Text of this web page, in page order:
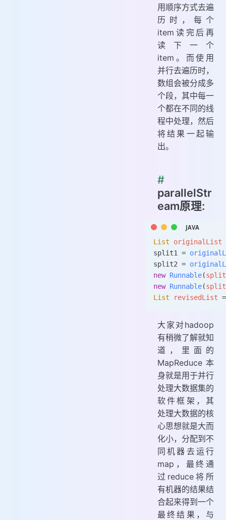
用顺序方式去遍
历时，每个
item读完后再
读下一个
item。而使用
并行去遍历时，
数组会被分成多
个段，其中每一
个都在不同的线
程中处理，然后
将结果一起输
出。
#
parallelStr
eam原理:
List originalList
split1 =
split2 =
new Runnable(
new Runnable(
List revisedList =
大家对hadoop
有稍微了解就知
道，里面的
MapReduce 本
身就是用于并行
处理大数据集的
软件框架，其
处理大数据的核
心思想就是大而
化小，分配到不
同机器去运行
map，最终通
过reduce将所
有机器的结果结
合起来得到一个
最终结果，与